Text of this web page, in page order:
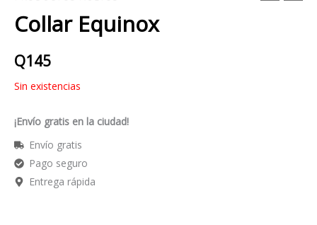
Collar Equinox
Q145
Sin existencias
¡Envío gratis en la ciudad!
Envío gratis
Pago seguro
Entrega rápida